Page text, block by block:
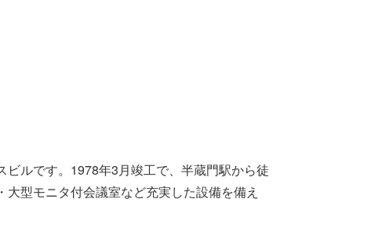
ルです。1978年3月竣工で、半蔵門駅から徒
型モニタ付会議室など充実した設備を備え